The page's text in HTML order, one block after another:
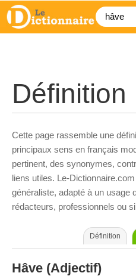
Définition
Cette page rassemble une
principaux sens en français
pertinent, des synonymes,
liens utiles. Le-
généraliste, adapté à un usage
rédacteurs, professionnels ou
Définition
Hâve (Adjectif)